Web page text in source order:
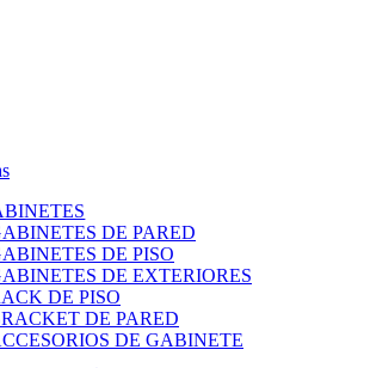
DE PARED
DE PISO
DE EXTERIORES
DE PISO
DE PARED
DE GABINETE